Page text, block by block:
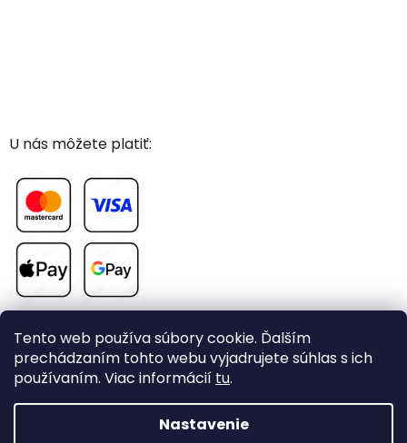
Tento web používa súbory cookie. Ďalším
prechádzaním tohto webu vyjadrujete súhlas s ich
používaním. Viac informácií tu.
Nastavenie
U nás môžete platiť: